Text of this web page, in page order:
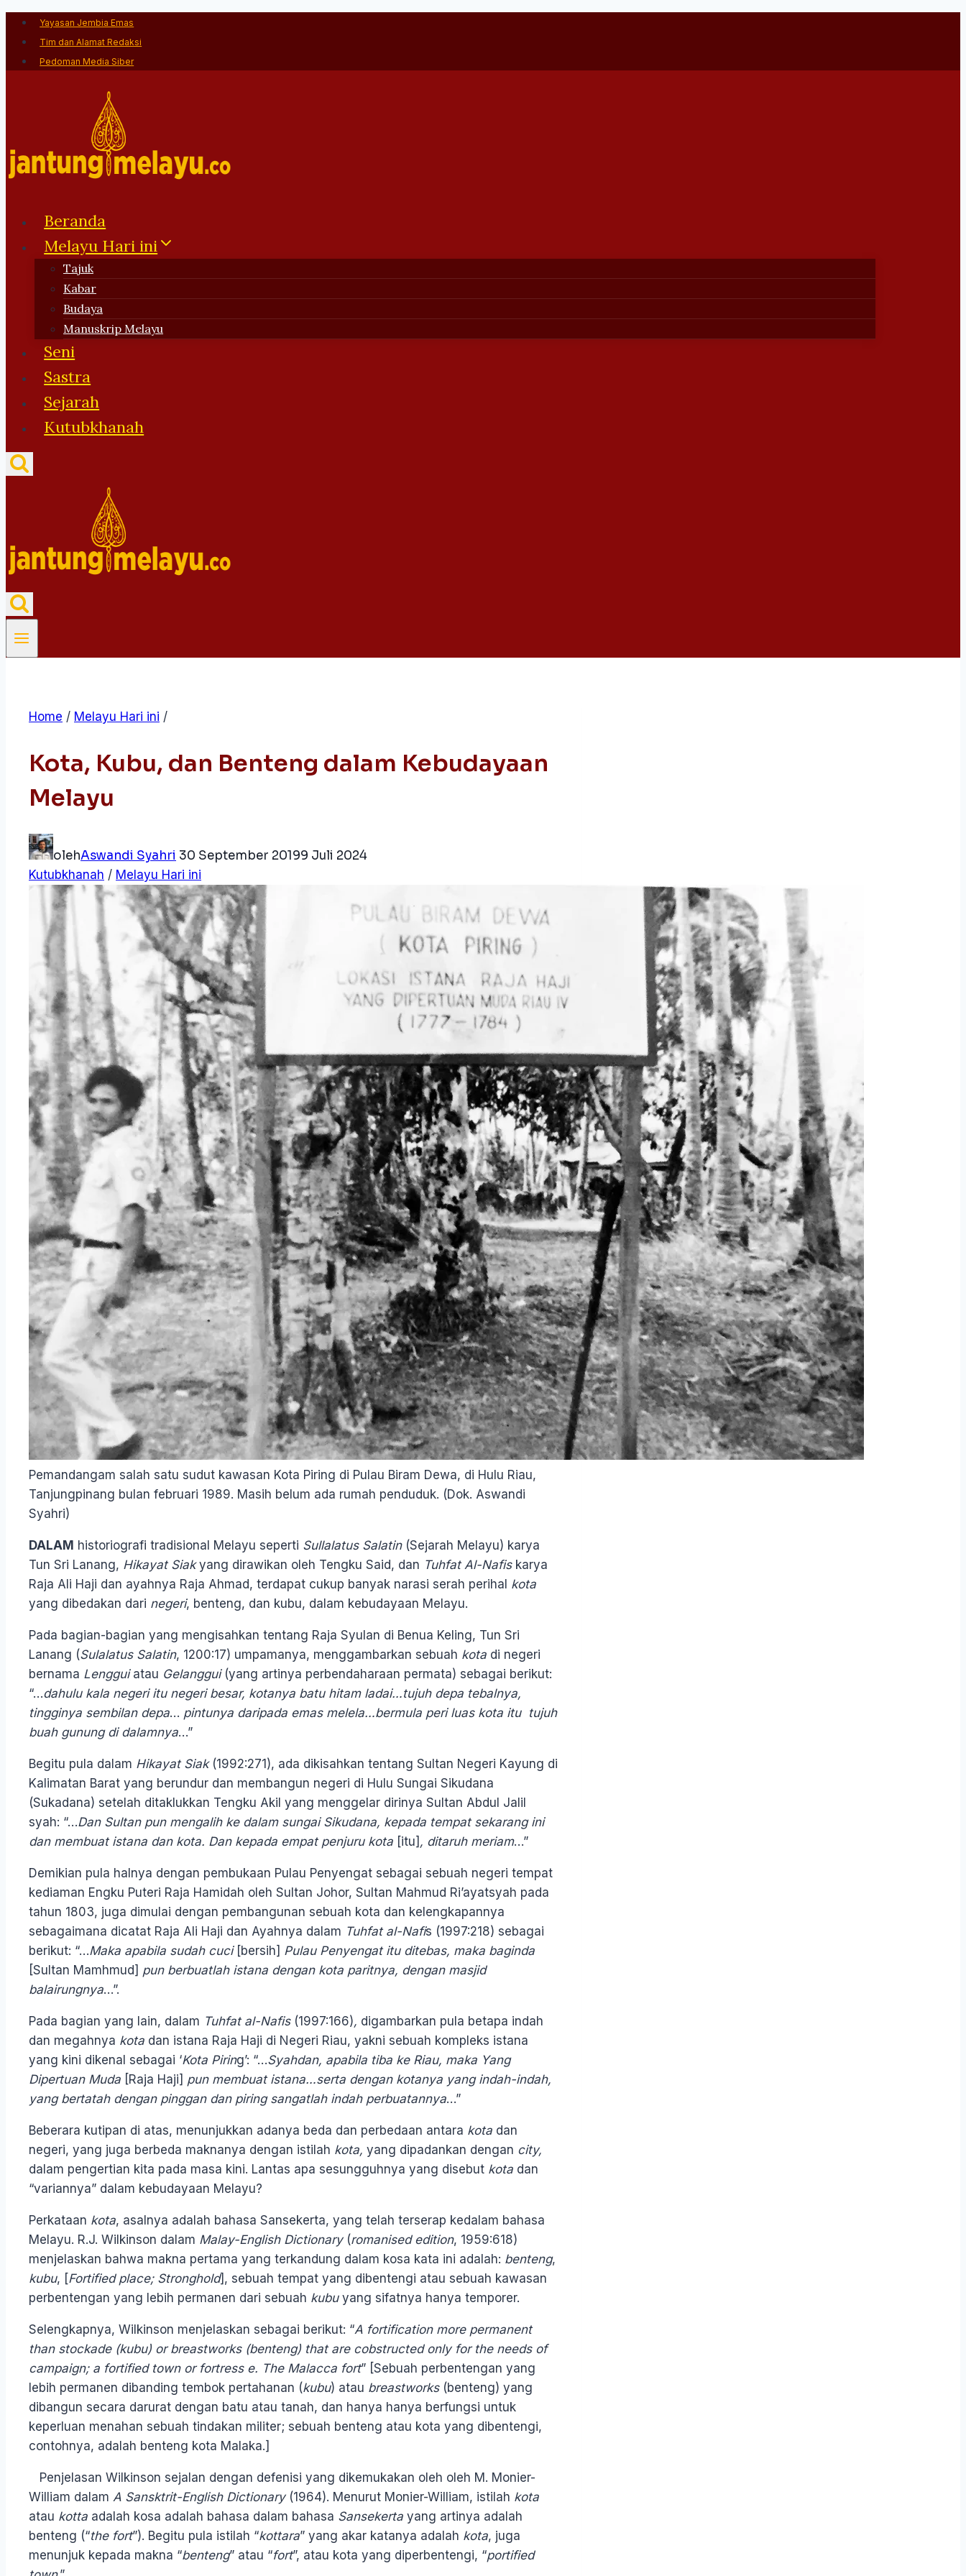
Skip
content
Yayasan Jembia Emas
Tim dan Alamat Redaksi
Pedoman Media Siber
Beranda
Melayu Hari ini
Tajuk
Kabar
Budaya
Manuskrip Melayu
Seni
Sastra
Sejarah
Kutubkhanah
Home / Melayu Hari ini /
Kota, Kubu, dan Benteng dalam Kebudayaan
Melayu
olehAswandi Syahri 30 September 20199 Juli 2024
Kutubkhanah / Melayu Hari ini
Pemandangam salah satu sudut kawasan Kota Piring di Pulau Biram Dewa, di Hulu Riau,
Tanjungpinang bulan februari 1989. Masih belum ada rumah penduduk. (Dok. Aswandi
Syahri)
DALAM historiografi tradisional Melayu seperti Sullalatus Salatin(Sejarah Melayu) karya
Tun Sri Lanang, Hikayat Siakyang dirawikan oleh Tengku Said, dan Tuhfat Al-Nafiskarya
Raja Ali Haji dan ayahnya Raja Ahmad, terdapat cukup banyak narasi serah perihal kota
yang dibedakan dari negeri, benteng, dan kubu, dalam kebudayaan Melayu.
Pada bagian-bagian yang mengisahkan tentang Raja Syulan di Benua Keling, Tun Sri
Lanang (Sulalatus Salatin, 1200:17) umpamanya, menggambarkan sebuah kota di negeri
bernama Lengguiatau Gelanggui (yang artinya perbendaharaan permata) sebagai berikut:
“…dahulu kala negeri itu negeri besar, kotanya batu hitam ladai…tujuh depa tebalnya,
tingginya sembilan depa… pintunya daripada emas melela…bermula peri luas kota itu tujuh
buah gunung di dalamnya…”
Begitu pula dalam Hikayat Siak(1992:271), ada dikisahkan tentang Sultan Negeri Kayung di
Kalimatan Barat yang berundur dan membangun negeri di Hulu Sungai Sikudana
(Sukadana) setelah ditaklukkan Tengku Akil yang menggelar dirinya Sultan Abdul Jalil
syah: “…Dan Sultan pun mengalih ke dalam sungai Sikudana, kepada tempat sekarang ini
dan membuat istana dan kota. Dan kepada empat penjuru kota [itu] , ditaruh meriam…”
Demikian pula halnya dengan pembukaan Pulau Penyengat sebagai sebuah negeri tempat
kediaman Engku Puteri Raja Hamidah oleh Sultan Johor, Sultan Mahmud Ri’ayatsyah pada
tahun 1803, juga dimulai dengan pembangunan sebuah kota dan kelengkapannya
sebagaimana dicatat Raja Ali Haji dan Ayahnya dalam Tuhfat al-Nafis (1997:218) sebagai
berikut: “…Maka apabila sudah cuci [bersih] Pulau Penyengat itu ditebas, maka baginda
[Sultan Mamhmud] pun berbuatlah istana dengan kota paritnya, dengan masjid
balairungnya…”.
Pada bagian yang lain, dalam Tuhfat al-Nafis (1997:166), digambarkan pula betapa indah
dan megahnya kota dan istana Raja Haji di Negeri Riau, yakni sebuah kompleks istana
yang kini dikenal sebagai ‘Kota Piring’: “…Syahdan, apabila tiba ke Riau, maka Yang
Dipertuan Muda [Raja Haji] pun membuat istana…serta dengan kotanya yang indah-indah,
yang bertatah dengan pinggan dan piring sangatlah indah perbuatannya…”
Beberara kutipan di atas, menunjukkan adanya beda dan perbedaan antara kota dan
negeri, yang juga berbeda maknanya dengan istilah kota, yang dipadankan dengan city,
dalam pengertian kita pada masa kini. Lantas apa sesungguhnya yang disebut kota dan
“variannya” dalam kebudayaan Melayu?
Perkataan kota, asalnya adalah bahasa Sansekerta, yang telah terserap kedalam bahasa
Melayu. R.J. Wilkinson dalam Malay-English Dictionary(romanised edition, 1959:618)
menjelaskan bahwa makna pertama yang terkandung dalam kosa kata ini adalah: benteng,
kubu, [Fortified place; Stronghold], sebuah tempat yang dibentengi atau sebuah kawasan
perbentengan yang lebih permanen dari sebuah kubuyang sifatnya hanya temporer.
Selengkapnya, Wilkinson menjelaskan sebagai berikut: “A fortification more permanent
than stockade (kubu) or breastworks (benteng) that are cobstructed only for the needs of
campaign; a fortified town or fortress e. The Malacca fort” [Sebuah perbentengan yang
lebih permanen dibanding tembok pertahanan (kubu) atau breastworks (benteng) yang
dibangun secara darurat dengan batu atau tanah, dan hanya hanya berfungsi untuk
keperluan menahan sebuah tindakan militer; sebuah benteng atau kota yang dibentengi,
contohnya, adalah benteng kota Malaka.]
Penjelasan Wilkinson sejalan dengan defenisi yang dikemukakan oleh oleh M. Monier-
William dalam A Sansktrit-English Dictionary(1964). Menurut Monier-William, istilah kota
atau kotta adalah kosa adalah bahasa dalam bahasa Sansekerta yang artinya adalah
benteng (“the fort”). Begitu pula istilah “kottara” yang akar katanya adalah kota, juga
menunjuk kepada makna “benteng” atau “fort”, atau kota yang diperbentengi, “portified